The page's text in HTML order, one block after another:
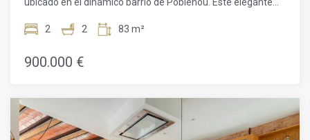
ubicado en el dinámico barrio de Poblenou. Este elegante
ofreciendo un entorno de vida excepcional. La amplia
permitiéndote disfrutar del clima mediterráneo mientras
contemplas las vistas de los tejados de Barcelona y sus
plenamente la dulzura de la vida catalana.En el interior, el
loft está diseñado para maximizar el espacio y la luz. Las
grandes ventanas, que conservan elementos
2 2 83 m²
900.000 €